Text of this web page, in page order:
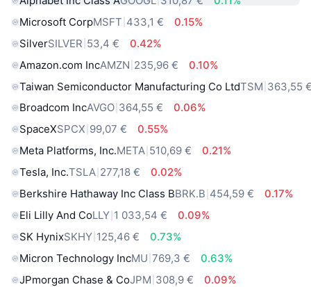
Microsoft CorpMSFT 433,1 €
0.15%
SilverSILVER 53,4 €
0.42%
Amazon.com IncAMZN 235,96 €
0.10%
Taiwan Semiconductor Manufacturing Co LtdTSM 363,55
Broadcom IncAVGO 364,55 €
0.06%
SpaceXSPCX 99,07 €
0.55%
Meta Platforms, Inc.META 510,69 €
0.21%
Tesla, Inc.TSLA 277,18 €
0.02%
Berkshire Hathaway Inc Class BBRK.B 454,59 €
0.17%
Eli Lilly And CoLLY 1 033,54 €
0.09%
SK HynixSKHY 125,46 €
0.73%
Micron Technology IncMU 769,3 €
0.63%
JPmorgan Chase & CoJPM 308,9 €
0.09%